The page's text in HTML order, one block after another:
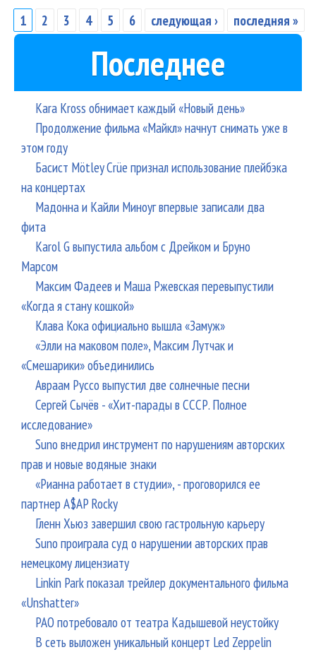
Страницы
1 2 3 4 5 6 следующая › последняя »
Последнее
Kara Kross обнимает каждый «Новый день»
Продолжение фильма «Майкл» начнут снимать уже в
этом году
Басист Mötley Crüe признал использование плейбэка
на концертах
Мадонна и Кайли Миноуг впервые записали два
фита
Karol G выпустила альбом с Дрейком и Бруно
Марсом
Максим Фадеев и Маша Ржевская перевыпустили
«Когда я стану кошкой»
Клава Кока официально вышла «Замуж»
«Элли на маковом поле», Максим Лутчак и
«Смешарики» объединились
Авраам Руссо выпустил две солнечные песни
Сергей Сычёв - «Хит-парады в СССР. Полное
исследование»
Suno внедрил инструмент по нарушениям авторских
прав и новые водяные знаки
«Рианна работает в студии», - проговорился ее
партнер A$AP Rocky
Гленн Хьюз завершил свою гастрольную карьеру
Suno проиграла суд о нарушении авторских прав
немецкому лицензиату
Linkin Park показал трейлер документального фильма
«Unshatter»
РАО потребовало от театра Кадышевой неустойку
В сеть выложен уникальный концерт Led Zeppelin